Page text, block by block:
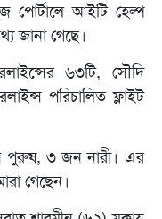
পোর্টালে আইটি হেল্প
জানা গেছে।
৬৩টি, সৌদি
পরিচালিত ফ্লাইট
পুরুষ, ৩ জন নারী। এর
গেছেন।